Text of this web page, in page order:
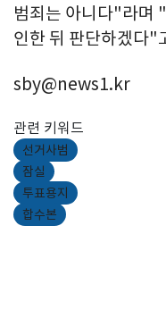
범죄는 아니다"라며
인한 뒤 판단하겠다"
sby@news1.kr
관련 키워드
선거사범
잠실
투표용지
합수본